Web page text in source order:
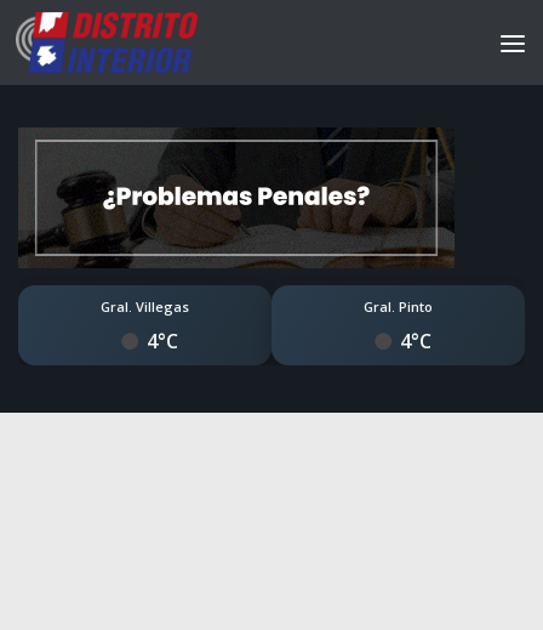
Gral. Villegas
4°C
Gral. Pinto
4°C